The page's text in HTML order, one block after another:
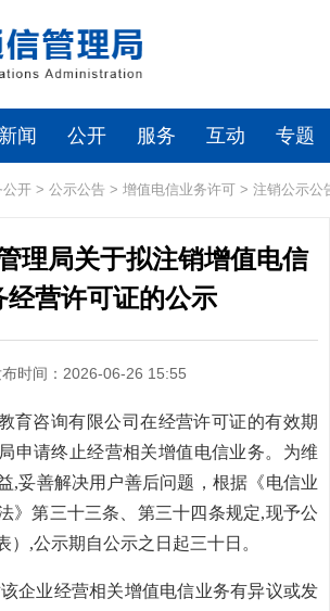
新闻 公开 服务 互动 专题
公开 > 公示公告 > 增值电信业务许可 > 注销公示公
理局关于拟注销增值电信
经营许可证的公示
布时间：2026-06-26 15:55
育咨询有限公司在经营许可证的有效期
申请终止经营相关增值电信业务。为维
,妥善解决用户善后问题，根据《电信业
》第三十三条、第三十四条规定,现予公
）,公示期自公示之日起三十日。
企业经营相关增值电信业务有异议或发